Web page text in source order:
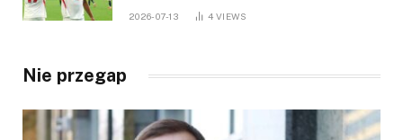
2026-07-13 4 VIEWS
Nie przegap